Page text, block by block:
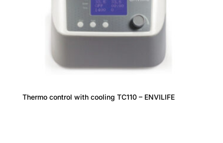
Thermo control with cooling TC110 – ENVILIFE